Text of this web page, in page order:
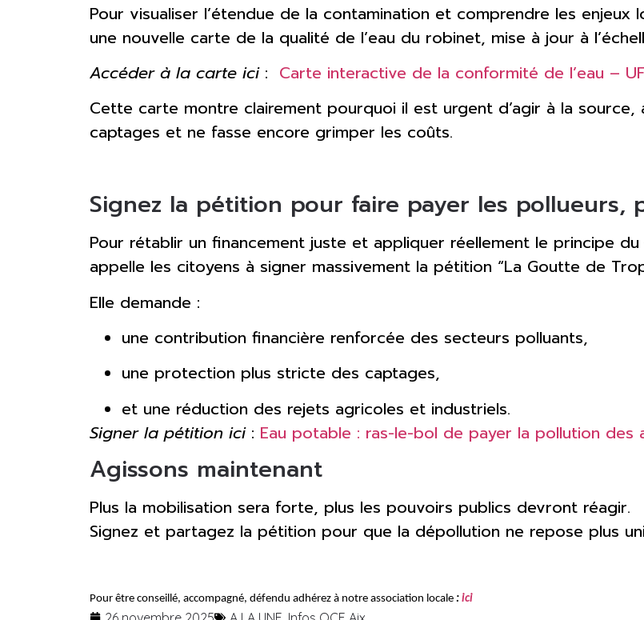
Pour visualiser l’étendue de la contamination et comprendre les enjeux
une nouvelle carte de la qualité de l’eau du robinet, mise à jour à
Accéder à la carte ici: Carte interactive de la conformité de l’eau –
Cette carte montre clairement pourquoi il est urgent d’agir à la source,
captages et ne fasse encore grimper les coûts.
Signez la pétition pour faire payer les pollueurs,
Pour rétablir un financement juste et appliquer réellement le principe du
appelle les citoyens à signer massivement la pétition “La Goutte de
Elle demande :
une contribution financière renforcée des secteurs polluants,
une protection plus stricte des captages,
et une réduction des rejets agricoles et industriels.
Signer la pétition ici: Eau potable : ras-le-bol de payer la pollution des
Agissons maintenant
Plus la mobilisation sera forte, plus les pouvoirs publics devront réagir.
Signez et partagez la pétition pour que la dépollution ne repose plus
Pour être conseillé, accompagné, défendu adhérez à notre association locale : ici